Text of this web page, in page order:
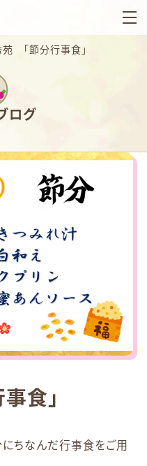
「節分行事食」
ログ
食」
ちなんだ行事食をご用